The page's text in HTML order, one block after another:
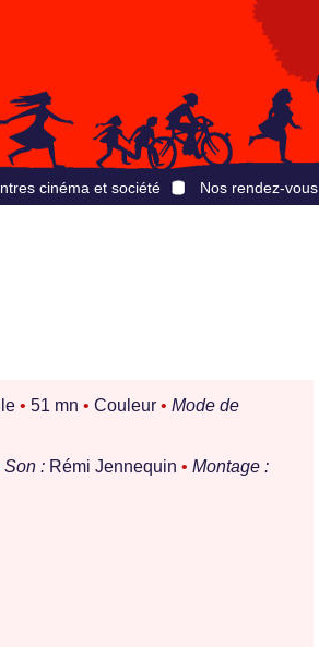
cinéma et société Nos rendez-vous
• 51 mn • Couleur • Mode de
Son : Rémi Jennequin • Montage :